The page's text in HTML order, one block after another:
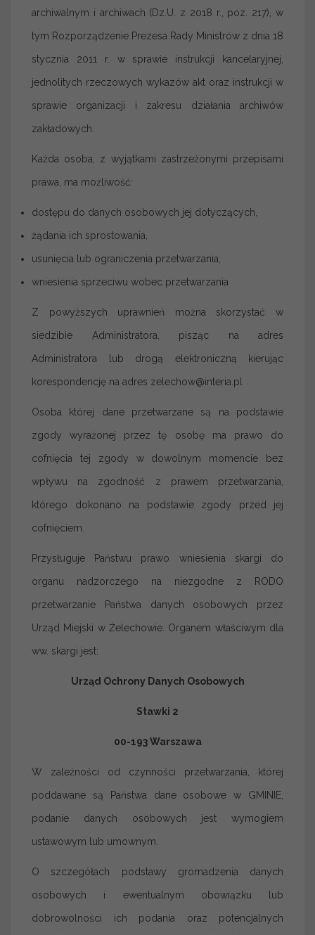
archiwalnym i archiwach (Dz.U. z 2018 r., poz. 217), w
tym Rozporządzenie Prezesa Rady Ministrów z dnia 18
stycznia 2011 r. w sprawie instrukcji kancelaryjnej,
jednolitych rzeczowych wykazów akt oraz instrukcji w
sprawie organizacji i zakresu działania archiwów
zakładowych.
Każda osoba, z wyjątkami zastrzeżonymi przepisami
prawa, ma możliwość:
dostępu do danych osobowych jej dotyczących,
żądania ich sprostowania,
usunięcia lub ograniczenia przetwarzania,
wniesienia sprzeciwu wobec przetwarzania
Z powyższych uprawnień można skorzystać w
siedzibie Administratora, pisząc na adres
Administratora lub drogą elektroniczną kierując
korespondencję na adres zelechow@interia.pl
Osoba której dane przetwarzane są na podstawie
zgody wyrażonej przez tę osobę ma prawo do
cofnięcia tej zgody w dowolnym momencie bez
wpływu na zgodność z prawem przetwarzania,
którego dokonano na podstawie zgody przed jej
cofnięciem.
Przysługuje Państwu prawo wniesienia skargi do
organu nadzorczego na niezgodne z RODO
przetwarzanie Państwa danych osobowych przez
Urząd Miejski w Żelechowie. Organem właściwym dla
ww. skargi jest:
Urząd Ochrony Danych Osobowych
Stawki 2
00-193 Warszawa
W zależności od czynności przetwarzania, której
poddawane są Państwa dane osobowe w GMINIE,
podanie danych osobowych jest wymogiem
ustawowym lub umownym.
O szczegółach podstawy gromadzenia danych
osobowych i ewentualnym obowiązku lub
dobrowolności ich podania oraz potencjalnych